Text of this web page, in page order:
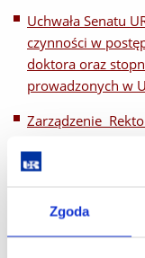
Zgoda
Uchwała Senatu
czynności w
doktora oraz
prowadzonych w
Zarządzenie
Uchwała Rady
postępowaniu o
sztuki muzyczne